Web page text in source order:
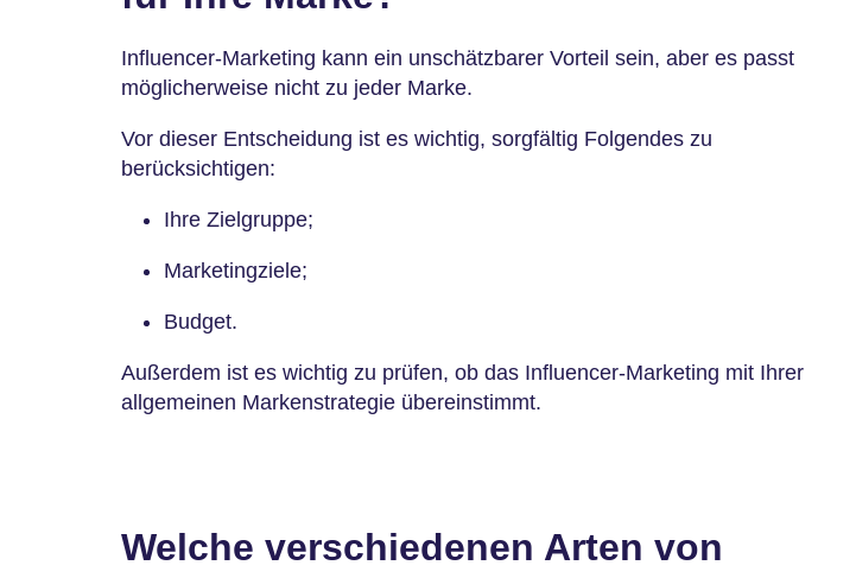
Influencer-Marketing kann ein unschätzbarer Vorteil sein, aber es passt
möglicherweise nicht zu jeder Marke.
Vor dieser Entscheidung ist es wichtig, sorgfältig Folgendes zu
berücksichtigen:
Ihre Zielgruppe;
Marketingziele;
Budget.
Außerdem ist es wichtig zu prüfen, ob das Influencer-Marketing mit Ihrer
allgemeinen Markenstrategie übereinstimmt.
Welche verschiedenen Arten von